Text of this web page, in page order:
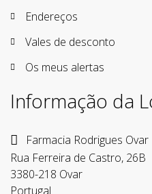
Endereços
Vales de desconto
Os meus alertas
Informação da
Farmacia Rodrigues Ovar
Rua Ferreira de Castro, 26B
3380-218 Ovar
Portugal